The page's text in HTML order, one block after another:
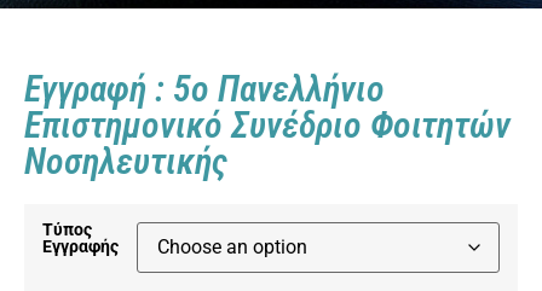
Εγγραφή : 5ο Πανελλήνιο
Επιστημονικό Συνέδριο Φοιτητών
Νοσηλευτικής
Τύπος
Εγγραφής